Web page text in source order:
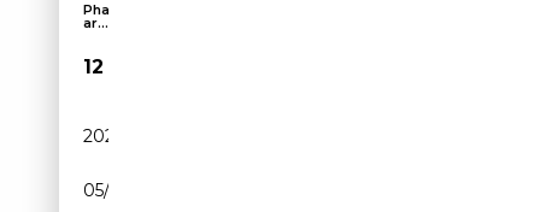
Phares au LED, Capteurs d'aide au stationnement
ar...
12 990€
202 000 km
05/2013